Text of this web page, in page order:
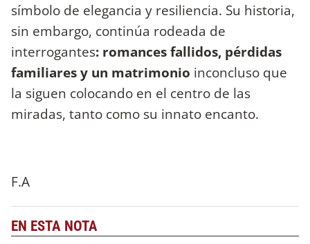
símbolo de elegancia y resiliencia. Su historia,
sin embargo, continúa rodeada de
interrogantes: romances fallidos, pérdidas
familiares y un matrimonio inconcluso que
la siguen colocando en el centro de las
miradas, tanto como su innato encanto.
F.A
EN ESTA NOTA